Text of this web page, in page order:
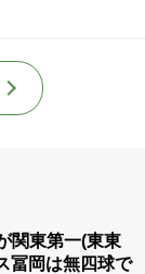
関東第一(東東
冨岡は無四球で